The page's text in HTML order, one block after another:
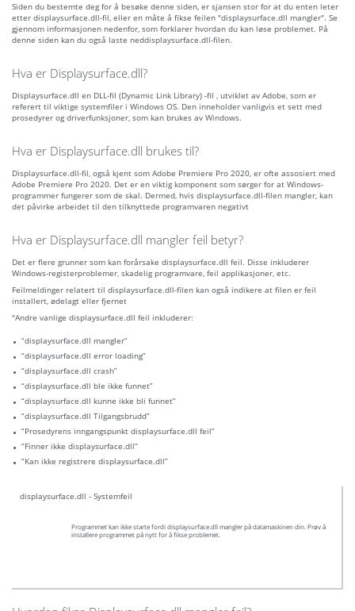
Siden du bestemte deg for å besøke denne siden, er sjansen stor for at du enten leter
etter displaysurface.dll-fil, eller en måte å fikse feilen "displaysurface.dll mangler". Se
gjennom informasjonen nedenfor, som forklarer hvordan du kan løse problemet. På
denne siden kan du også laste neddisplaysurface.dll-filen.
Hva er Displaysurface.dll?
Displaysurface.dll en DLL-fil (Dynamic Link Library) -fil , utviklet av Adobe, som er
referert til viktige systemfiler i Windows OS. Den inneholder vanligvis et sett med
prosedyrer og driverfunksjoner, som kan brukes av Windows.
Hva er Displaysurface.dll brukes til?
Displaysurface.dll-fil, også kjent som Adobe Premiere Pro 2020, er ofte assosiert med
Adobe Premiere Pro 2020. Det er en viktig komponent som sørger for at Windows-
programmer fungerer som de skal. Dermed, hvis displaysurface.dll-filen mangler, kan
det påvirke arbeidet til den tilknyttede programvaren negativt
Hva er Displaysurface.dll mangler feil betyr?
Det er flere grunner som kan forårsake displaysurface.dll feil. Disse inkluderer
Windows-registerproblemer, skadelig programvare, feil applikasjoner, etc.
Feilmeldinger relatert til displaysurface.dll-filen kan også indikere at filen er feil
installert, ødelagt eller fjernet
"Andre vanlige displaysurface.dll feil inkluderer:
“displaysurface.dll mangler”
“displaysurface.dll error loading”
“displaysurface.dll crash”
“displaysurface.dll ble ikke funnet”
“displaysurface.dll kunne ikke bli funnet”
“displaysurface.dll Tilgangsbrudd”
“Prosedyrens inngangspunkt displaysurface.dll feil”
“Finner ikke displaysurface.dll”
“Kan ikke registrere displaysurface.dll”
displaysurface.dll - Systemfeil
Programmet kan ikke starte fordi displaysurface.dll mangler på datamaskinen din. Prøv å
installere programmet på nytt for å fikse problemet.